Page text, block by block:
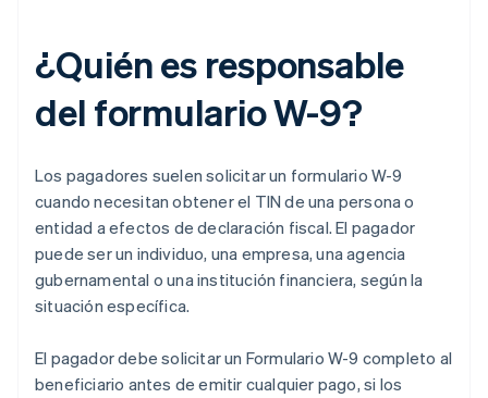
¿Quién es responsable
del formulario W-9?
Los pagadores suelen solicitar un formulario W-9
cuando necesitan obtener el TIN de una persona o
entidad a efectos de declaración fiscal. El pagador
puede ser un individuo, una empresa, una agencia
gubernamental o una institución financiera, según la
situación específica.
El pagador debe solicitar un Formulario W-9 completo al
beneficiario antes de emitir cualquier pago, si los